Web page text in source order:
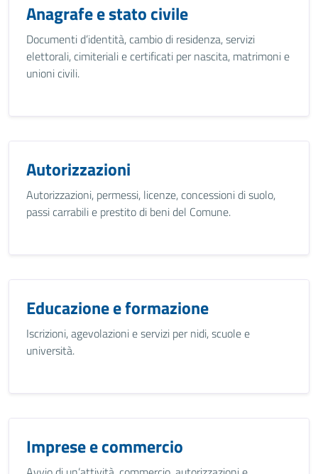
Anagrafe e stato civile
Documenti d’identità, cambio di residenza, servizi
elettorali, cimiteriali e certificati per nascita, matrimoni e
unioni civili.
Autorizzazioni
Autorizzazioni, permessi, licenze, concessioni di suolo,
passi carrabili e prestito di beni del Comune.
Educazione e formazione
Iscrizioni, agevolazioni e servizi per nidi, scuole e
università.
Imprese e commercio